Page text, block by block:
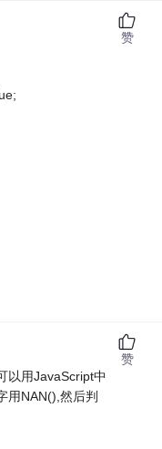
赞
以用JavaScript中
用NAN(),然后判
赞